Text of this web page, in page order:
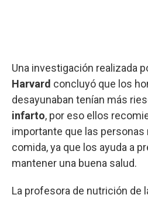
Una investigación realizada
Harvard concluyó que los
desayunaban tenían más
infarto, por eso ellos
importante que las personas
comida, ya que los ayuda a
mantener una buena salud.
La profesora de nutrición de